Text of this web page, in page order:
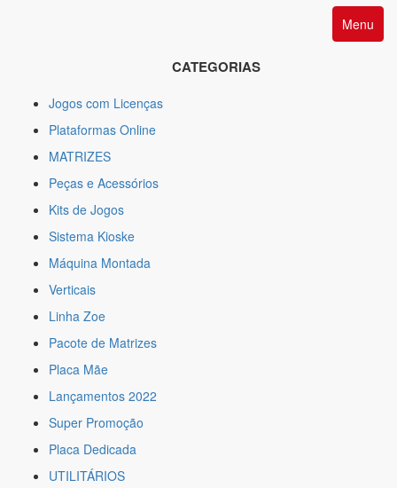
Menu
CATEGORIAS
Jogos com Licenças
Plataformas Online
MATRIZES
Peças e Acessórios
Kits de Jogos
Sistema Kioske
Máquina Montada
Verticais
Linha Zoe
Pacote de Matrizes
Placa Mãe
Lançamentos 2022
Super Promoção
Placa Dedicada
UTILITÁRIOS